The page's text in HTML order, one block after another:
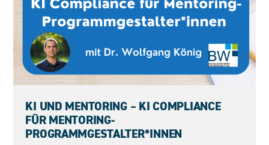
KI UND MENTORING – KI COMPLIANCE
FÜR MENTORING-
PROGRAMMGESTALTER*INNEN